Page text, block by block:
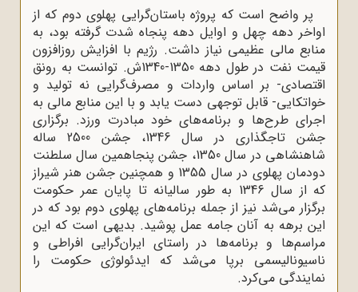
پر واضح است که پروژه باستان‌گرایی پهلوی دوم که از
اواخر دهه چهل و اوایل دهه پنجاه شدت گرفته بود، به
منابع مالی عظیمی نیاز داشت. رژیم با افزایش روزافزون
قیمت نفت در طول دهه 1350-1340ش. توانست به رونق
اقتصادی- بر اساس واردات و مصرف‌گرایی نه تولید و
خواتکایی- قابل توجهی دست یابد و با این منابع مالی به
اجرای طرح‌ها و برنامه‌های خود مبادرت ورزد. برگزاری
جشن تاجگذاری در سال 1346، جشن 2500 ساله
شاهنشاهی در سال 1350، جشن پنجاهمین سال سلطنت
دودمان پهلوی در سال 1355 و همچنین جشن‌ هنر شیراز
که از سال 1346 به طور سالیانه تا پایان عمر حکومت
برگزار می‌شد نیز از جمله برنامه‌های پهلوی دوم بود که در
این برهه به آنان جامه عمل پوشید. بدیهی است که این
مراسم‌ها و برنامه‌ها در راستای ایران‌گرایی افراطی و
ناسیونالیسمی برپا می‌شد که ایدئولوژی حکومت را
نمایندگی می‌کرد.